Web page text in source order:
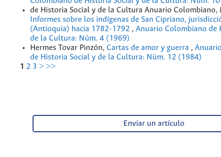
de Historia Social y de la Cultura Anuario Colombiano,
Informes sobre los indígenas de San Cipriano,
(Antioquia) hacia 1782-1792 , Anuario Colombiano de
de la Cultura: Núm. 4 (1969)
Hermes Tovar Pinzón, Cartas de amor y guerra ,
de Historia Social y de la Cultura: Núm. 12 (1984)
1 2 3 > >>
Enviar un artículo